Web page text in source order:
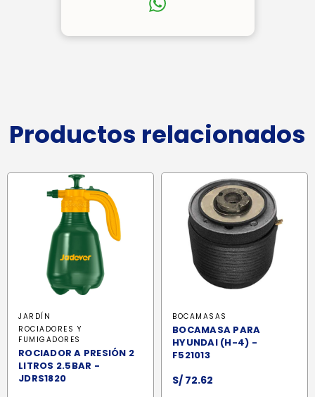
Productos relacionados
JARDÍN
ROCIADORES Y
FUMIGADORES
ROCIADOR A PRESIÓN 2
LITROS 2.5BAR -
JDRS1820
BOCAMASAS
BOCAMASA PARA
HYUNDAI (H-4) -
F521013
S/ 72.62